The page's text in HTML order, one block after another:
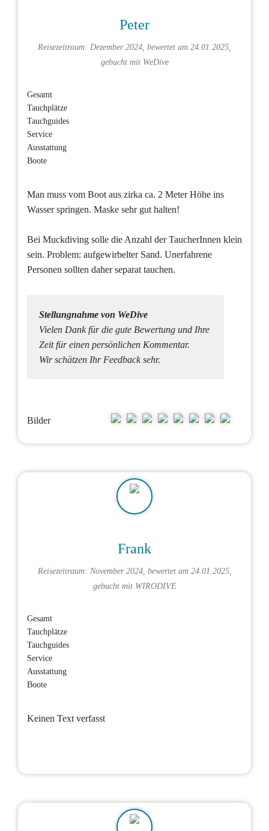
Peter
Reisezeitraum: Dezember 2024, bewertet am 24.01.2025,
gebucht mit WeDive
Gesamt
Tauchplätze
Tauchguides
Service
Ausstattung
Boote
Man muss vom Boot aus zirka ca. 2 Meter Höhe ins
Wasser springen. Maske sehr gut halten!
Bei Muckdiving solle die Anzahl der TaucherInnen klein
sein. Problem: aufgewirbelter Sand. Unerfahrene
Personen sollten daher separat tauchen.
Stellungnahme von WeDive
Vielen Dank für die gute Bewertung und Ihre
Zeit für einen persönlichen Kommentar.
Wir schätzen Ihr Feedback sehr.
Bilder
Frank
Reisezeitraum: November 2024, bewertet am 24.01.2025,
gebucht mit WIRODIVE
Gesamt
Tauchplätze
Tauchguides
Service
Ausstattung
Boote
Keinen Text verfasst